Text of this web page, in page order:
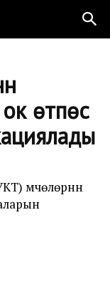
өтпөс
мүчөлөрүнүн